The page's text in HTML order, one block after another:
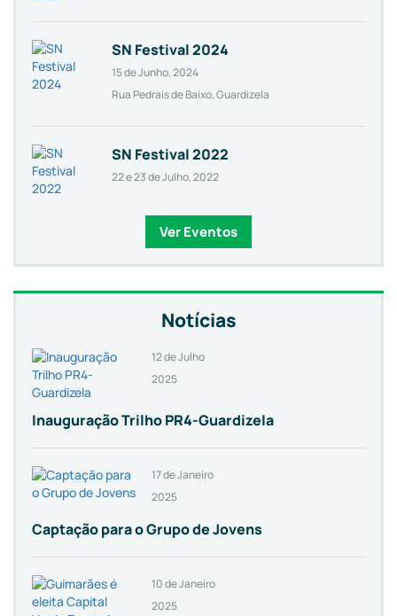
SN Festival 2024
15 de Junho, 2024
Rua Pedrais de Baixo, Guardizela
SN Festival 2022
22 e 23 de Julho, 2022
Ver Eventos
Notícias
12 de Julho
2025
Inauguração Trilho PR4-Guardizela
17 de Janeiro
2025
Captação para o Grupo de Jovens
10 de Janeiro
2025